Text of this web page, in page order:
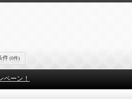
件(0件)
ペーン！